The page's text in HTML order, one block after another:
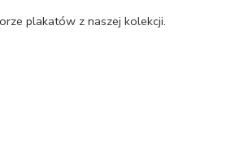
plakatów z naszej kolekcji.